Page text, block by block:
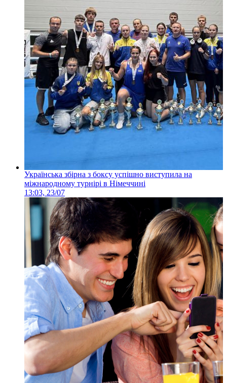
Українська збірна з боксу успішно виступила на
міжнародному турнірі в Німеччині
13:03, 23/07